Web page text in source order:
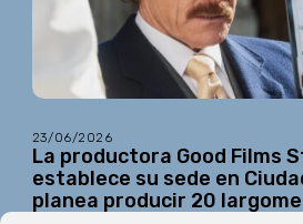
23/06/2026
La productora Good Films
establece su sede en
planea producir 20